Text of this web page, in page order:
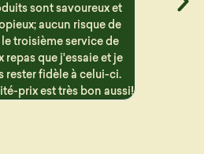
sont généreuse
bon !! Problème de
n'est en aucun cas la
Je recommande